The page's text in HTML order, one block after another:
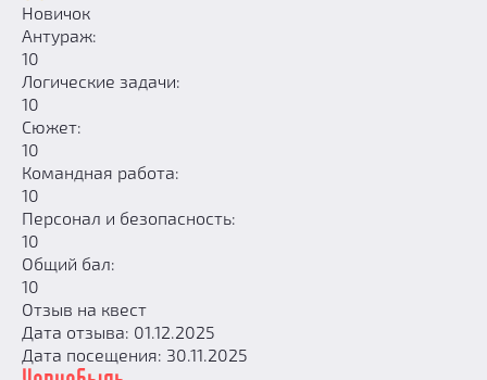
Новичок
Антураж:
10
Логические задачи:
10
Сюжет:
10
Командная работа:
10
Персонал и безопасность:
10
Общий бал:
10
Отзыв на квест
Дата отзыва: 01.12.2025
Дата посещения: 30.11.2025